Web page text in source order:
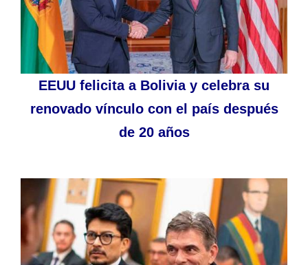
EEUU felicita a Bolivia y celebra su
renovado vínculo con el país después
de 20 años